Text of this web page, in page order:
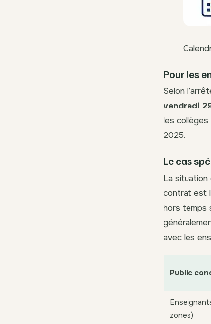
Pour les
Selon
vendredi
les
2025.
Le cas
La situation
contrat est
hors temps
avec les
Public
zones)